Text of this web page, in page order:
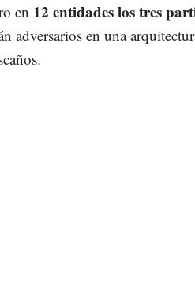
en 12 entidades los tres
adversarios en una